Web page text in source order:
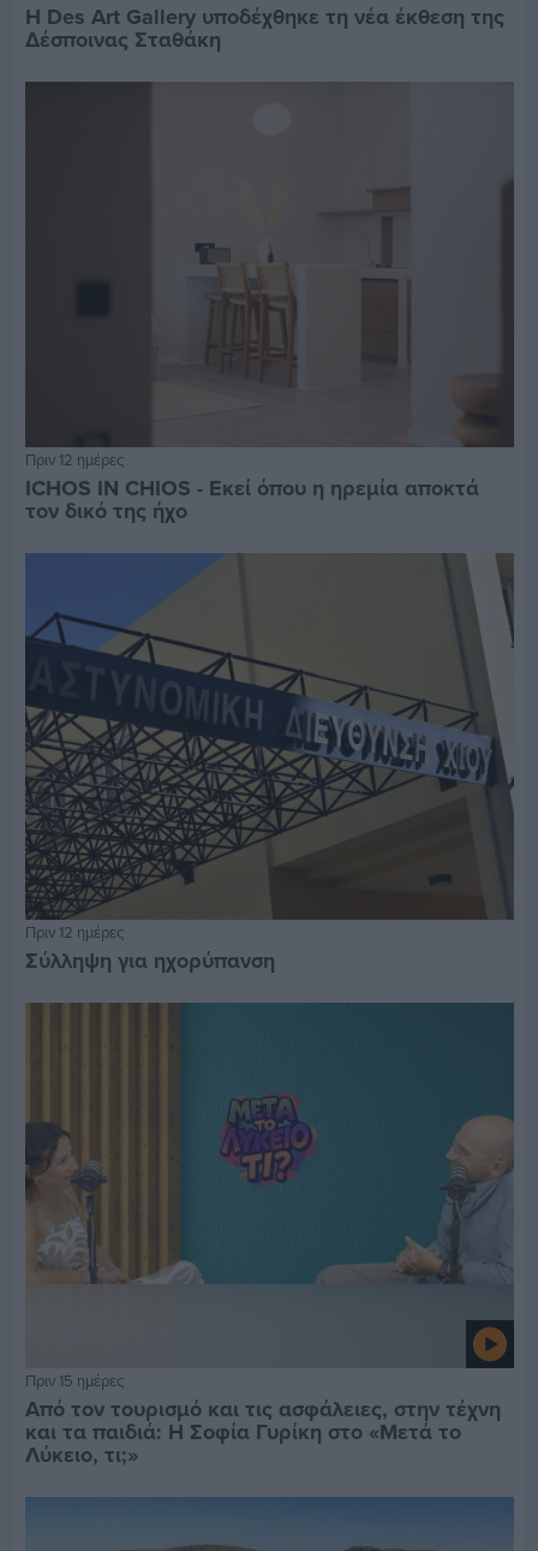
Η Des Art Gallery υποδέχθηκε τη νέα έκθεση της
Δέσποινας Σταθάκη
Πριν 12 ημέρες
ICHOS IN CHIOS - Εκεί όπου η ηρεμία αποκτά
τον δικό της ήχο
Πριν 12 ημέρες
Σύλληψη για ηχορύπανση
Πριν 15 ημέρες
Από τον τουρισμό και τις ασφάλειες, στην τέχνη
και τα παιδιά: Η Σοφία Γυρίκη στο «Μετά το
Λύκειο, τι;»